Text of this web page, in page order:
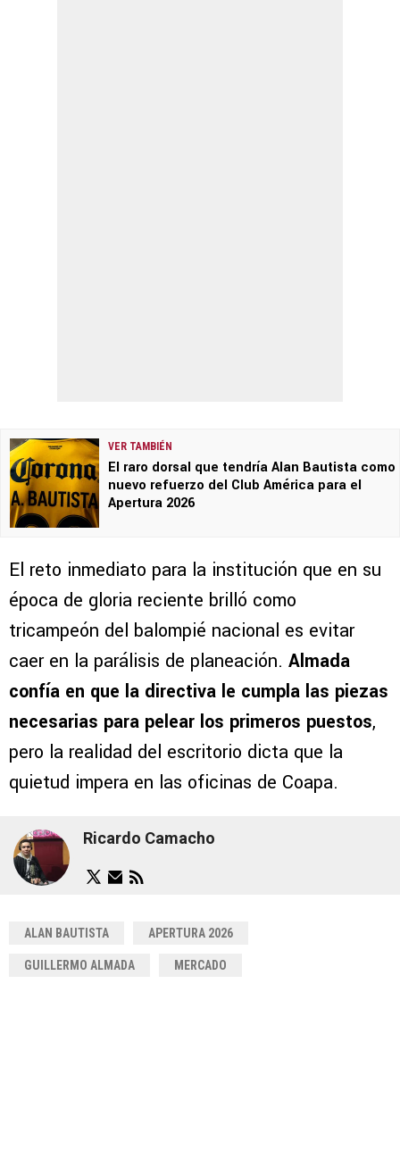
VER TAMBIÉN
El raro dorsal que tendría Alan Bautista como
nuevo refuerzo del Club América para el
Apertura 2026
El reto inmediato para la institución que en su
época de gloria reciente brilló como
tricampeón del balompié nacional es evitar
caer en la parálisis de planeación. Almada
confía en que la directiva le cumpla las piezas
necesarias para pelear los primeros puestos,
pero la realidad del escritorio dicta que la
quietud impera en las oficinas de Coapa.
Ricardo Camacho
ALAN BAUTISTA APERTURA 2026
GUILLERMO ALMADA MERCADO